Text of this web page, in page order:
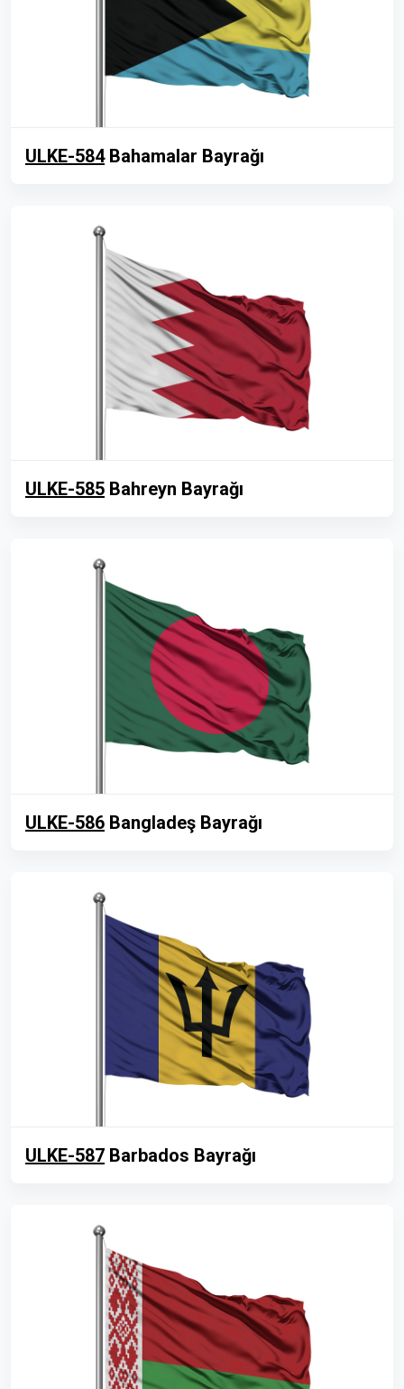
ULKE-584Bahamalar Bayrağı
ULKE-585 Bahreyn Bayrağı
ULKE-586 Bangladeş Bayrağı
ULKE-587 Barbados Bayrağı